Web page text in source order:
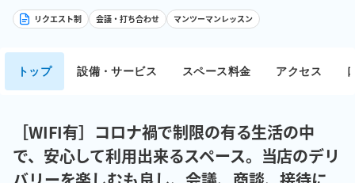
リクエスト制 会議・打ち合わせ マンツーマンレッスン
トップ 設備・サービス スペース料金 アクセス
［WIFI有］コロナ禍で制限の有る生活の中
で、安心して利用出来るスペース。当店のデリ